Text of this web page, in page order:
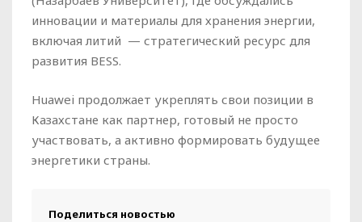
инновации и материалы для хранения энергии,
включая литий — стратегический ресурс для
развития BESS.
Huawei продолжает укреплять свои позиции в
Казахстане как партнер, готовый не просто
участвовать, а активно формировать будущее
энергетики страны.
Поделиться новостью